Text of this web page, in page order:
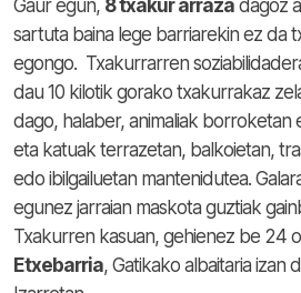
Gaur egun, 8 txakur arraza dagoz
sartuta baina lege barriarekin ez da
egongo. Txakurrarren
dau 10 kilotik gorako txakurrakaz
dago, halaber, animaliak borroketan
eta katuak terrazetan, balkoietan,
edo ibilgailuetan mantenidutea.
egunez jarraian maskota guztiak
Txakurren kasuan, gehienez be 24
Etxebarria, Gatikako albaitaria izan